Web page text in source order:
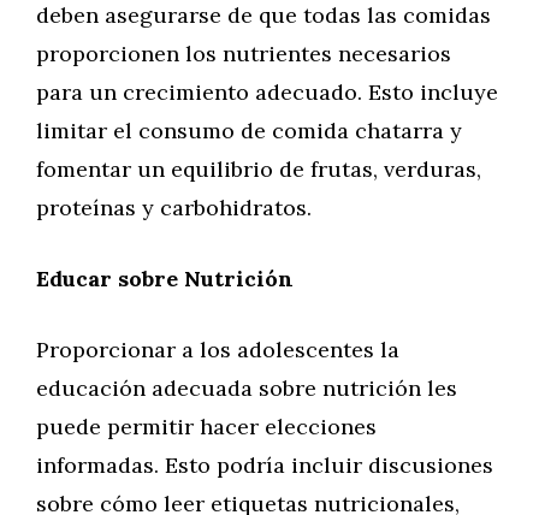
deben asegurarse de que todas las comidas
proporcionen los nutrientes necesarios
para un crecimiento adecuado. Esto incluye
limitar el consumo de comida chatarra y
fomentar un equilibrio de frutas, verduras,
proteínas y carbohidratos.
Educar sobre Nutrición
Proporcionar a los adolescentes la
educación adecuada sobre nutrición les
puede permitir hacer elecciones
informadas. Esto podría incluir discusiones
sobre cómo leer etiquetas nutricionales,